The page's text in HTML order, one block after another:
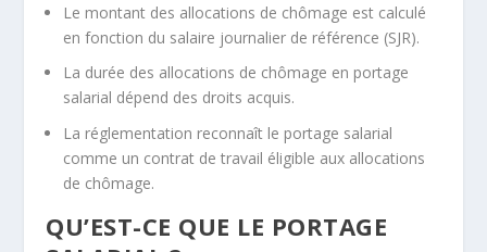
Le montant des allocations de chômage est calculé
en fonction du salaire journalier de référence (SJR).
La durée des allocations de chômage en portage
salarial dépend des droits acquis.
La réglementation reconnaît le portage salarial
comme un contrat de travail éligible aux allocations
de chômage.
QU’EST-CE QUE LE PORTAGE